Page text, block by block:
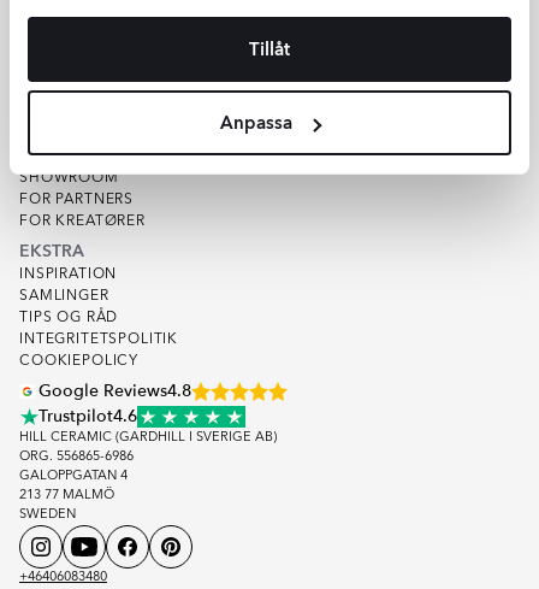
Tillåt
Anpassa
SPOR ORDRER
KVALITET
LAGER
SHOWROOM
FOR PARTNERS
FOR KREATØRER
EKSTRA
INSPIRATION
SAMLINGER
TIPS OG RÅD
INTEGRITETSPOLITIK
COOKIEPOLICY
Google Reviews4.8
Trustpilot4.6
HILL CERAMIC (GARDHILL I SVERIGE AB)
ORG. 556865-6986
GALOPPGATAN 4
213 77 MALMÖ
SWEDEN
+46406083480